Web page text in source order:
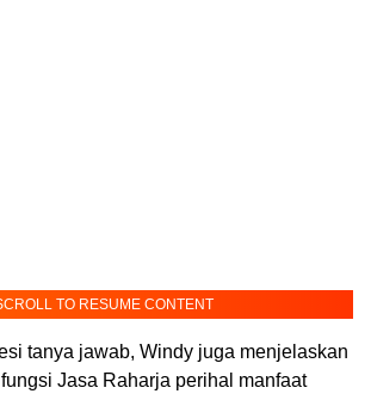
TO RESUME CONTENT
tanya jawab, Windy juga menjelaskan
Jasa Raharja perihal manfaat